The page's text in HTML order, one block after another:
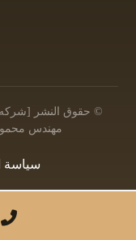
مهندس
سياسة
للتسويق